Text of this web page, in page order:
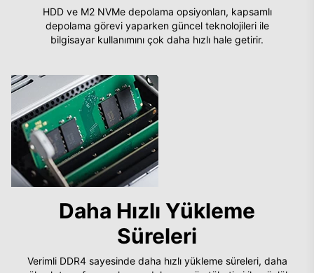
HDD ve M2 NVMe depolama opsiyonları, kapsamlı
depolama görevi yaparken güncel teknolojileri ile
bilgisayar kullanımını çok daha hızlı hale getirir.
Daha Hızlı Yükleme
Süreleri
Verimli DDR4 sayesinde daha hızlı yükleme süreleri, daha